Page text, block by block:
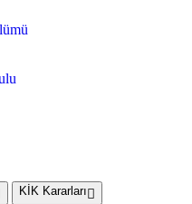
KİK Kararları